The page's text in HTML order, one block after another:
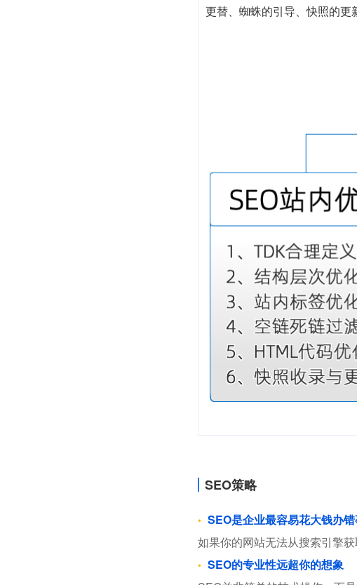
更替、蜘蛛的引导、快照的更
SEO策略
SEO是企业最容易花大钱办
如果你的网站无法从搜索引擎
SEO的专业性远超你的想象